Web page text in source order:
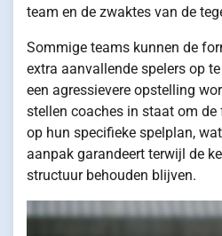
team en de zwaktes van de
Sommige teams kunnen de
extra aanvallende spelers op
een agressievere opstelling
stellen coaches in staat om
op hun specifieke spelplan,
aanpak garandeert terwijl de
structuur behouden blijven.